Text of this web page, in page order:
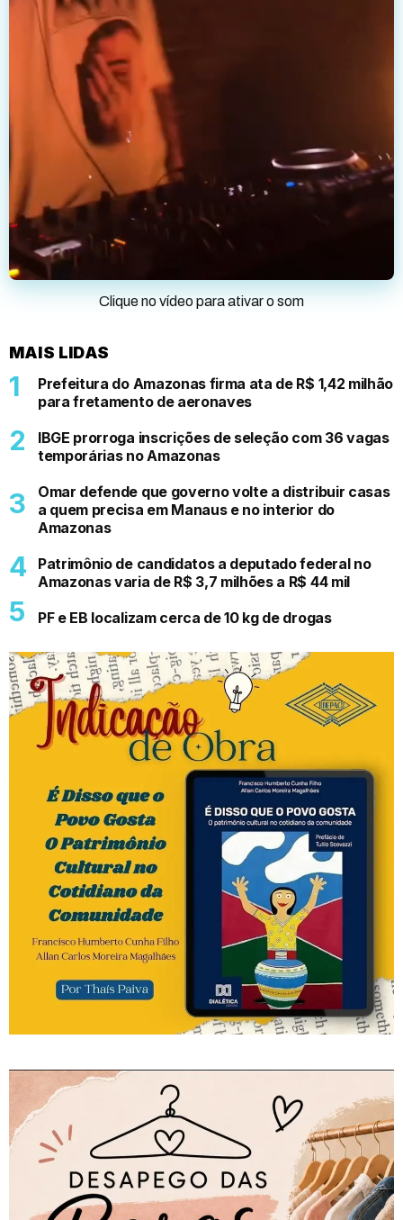
Clique no vídeo para ativar o som
MAIS LIDAS
Prefeitura do Amazonas firma ata de R$ 1,42 milhão
para fretamento de aeronaves
IBGE prorroga inscrições de seleção com 36 vagas
temporárias no Amazonas
Omar defende que governo volte a distribuir casas
a quem precisa em Manaus e no interior do
Amazonas
Patrimônio de candidatos a deputado federal no
Amazonas varia de R$ 3,7 milhões a R$ 44 mil
PF e EB localizam cerca de 10 kg de drogas